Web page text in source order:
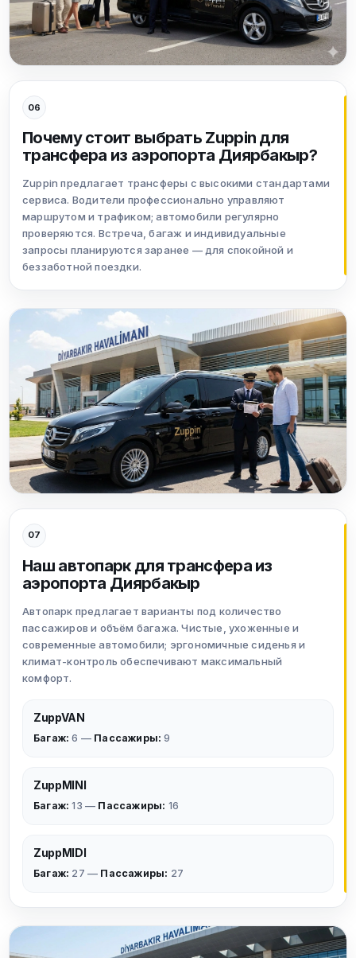
06
Почему стоит выбрать Zuppin для
трансфера из аэропорта Диярбакыр?
Zuppin предлагает трансферы с высокими стандартами
сервиса. Водители профессионально управляют
маршрутом и трафиком; автомобили регулярно
проверяются. Встреча, багаж и индивидуальные
запросы планируются заранее — для спокойной и
беззаботной поездки.
07
Наш автопарк для трансфера из
аэропорта Диярбакыр
Автопарк предлагает варианты под количество
пассажиров и объём багажа. Чистые, ухоженные и
современные автомобили; эргономичные сиденья и
климат-контроль обеспечивают максимальный
комфорт.
ZuppVAN
Багаж: 6 — Пассажиры: 9
ZuppMINI
Багаж: 13 — Пассажиры: 16
ZuppMIDI
Багаж: 27 — Пассажиры: 27